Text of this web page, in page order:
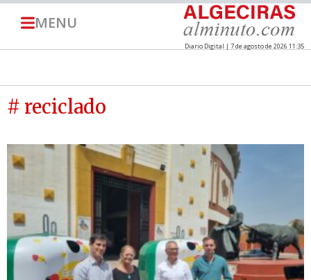
MENU
Diario Digital | 7 de agosto de 2026 11:35
# reciclado